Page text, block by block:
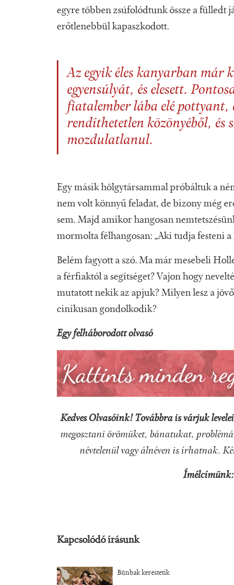
egyre többen zsúfolódtunk össze a fülledt
erőtlenebbül kapaszkodott.
Az egyik éles kanyarban már
egyensúlyát, és elesett.
fiatalember lába elé pottyant,
rendíthetetlen közönyéből, és
mozdulatlanul.
Egy másik hölgytársammal próbáltuk a
nem volt könnyű feladat, de bizony még
sem. Majd amikor hangosan
mormolta félhangosan: „Aki tudja festeni
Belém fagyott a szó. Ma már mesebeli
a férfiaktól a segítséget? Vajon hogy
mutatott nekik az apjuk? Milyen lesz a
cinikusan gondolkodik?
Egy felháborodott olvasó
Kedves Olvasóink! Továbbra is várjuk
megosztani örömüket, bánatukat,
névtelenül vagy álnéven is írhatnak.
Ímélcímünk:
Kapcsolódó írásunk
Bűnbak kerestetik